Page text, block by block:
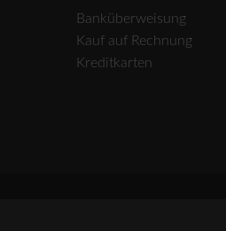
Banküberweisung
Kauf auf Rechnung
Kreditkarten